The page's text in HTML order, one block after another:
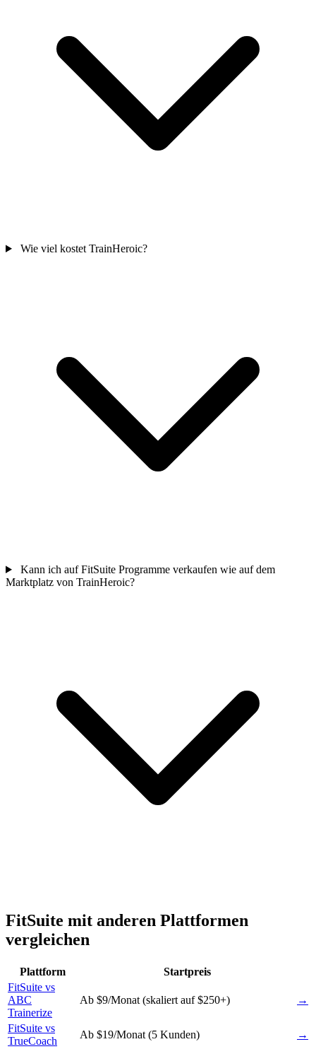
Wie viel kostet TrainHeroic?
Kann ich auf FitSuite Programme verkaufen wie auf dem
Marktplatz von TrainHeroic?
FitSuite mit anderen Plattformen
vergleichen
Plattform
Startpreis
FitSuite vs
ABC
Trainerize
Ab $9/Monat (skaliert auf $250+) →
FitSuite vs
TrueCoach
Ab $19/Monat (5 Kunden) →